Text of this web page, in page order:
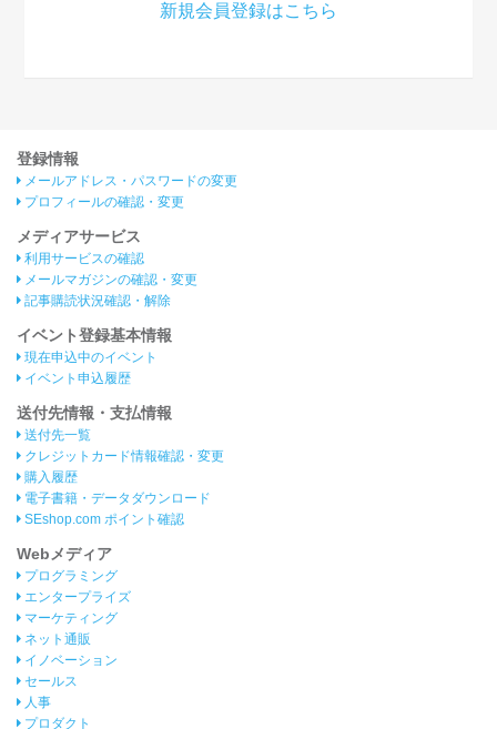
新規会員登録はこちら
登録情報
メールアドレス・パスワードの変更
プロフィールの確認・変更
メディアサービス
利用サービスの確認
メールマガジンの確認・変更
記事購読状況確認・解除
イベント登録基本情報
現在申込中のイベント
イベント申込履歴
送付先情報・支払情報
送付先一覧
クレジットカード情報確認・変更
購入履歴
電子書籍・データダウンロード
SEshop.com ポイント確認
Webメディア
プログラミング
エンタープライズ
マーケティング
ネット通販
イノベーション
セールス
人事
プロダクト